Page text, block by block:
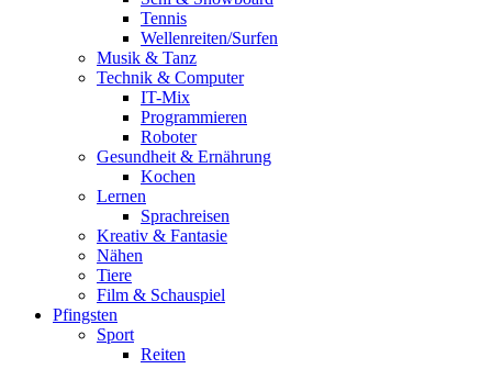
Tennis
Wellenreiten/Surfen
Musik & Tanz
Technik & Computer
IT-Mix
Programmieren
Roboter
Gesundheit & Ernährung
Kochen
Lernen
Sprachreisen
Kreativ & Fantasie
Nähen
Tiere
Film & Schauspiel
Pfingsten
Sport
Reiten